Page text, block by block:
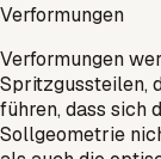
Verformungen
Verformungen
Spritzgussteilen,
führen, dass sich
Sollgeometrie